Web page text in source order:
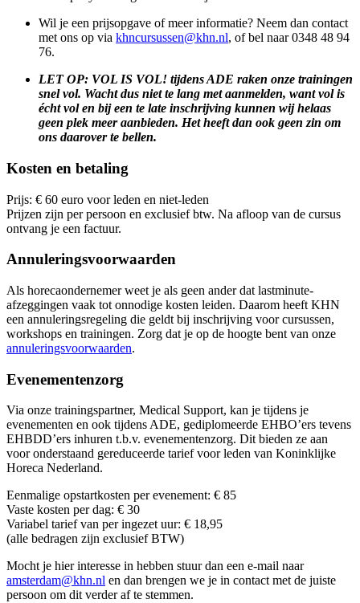
Wil je een prijsopgave of meer informatie? Neem dan contact
met ons op via khncursussen@khn.nl, of bel naar 0348 48 94
76.
LET OP: VOL IS VOL! tijdens ADE raken onze trainingen
snel vol. Wacht dus niet te lang met aanmelden, want vol is
écht vol en bij een te late inschrijving kunnen wij helaas
geen plek meer aanbieden. Het heeft dan ook geen zin om
ons daarover te bellen.
Kosten en betaling
Prijs: € 60 euro voor leden en niet-leden
Prijzen zijn per persoon en exclusief btw. Na afloop van de cursus
ontvang je een factuur.
Annuleringsvoorwaarden
Als horecaondernemer weet je als geen ander dat lastminute-
afzeggingen vaak tot onnodige kosten leiden. Daarom heeft KHN
een annuleringsregeling die geldt bij inschrijving voor cursussen,
workshops en trainingen. Zorg dat je op de hoogte bent van onze
annuleringsvoorwaarden.
Evenementenzorg
Via onze trainingspartner, Medical Support, kan je tijdens je
evenementen en ook tijdens ADE, gediplomeerde EHBO’ers tevens
EHBDD’ers inhuren t.b.v. evenementenzorg. Dit bieden ze aan
voor onderstaand gereduceerde tarief voor leden van Koninklijke
Horeca Nederland.
Eenmalige opstartkosten per evenement: € 85
Vaste kosten per dag: € 30
Variabel tarief van per ingezet uur: € 18,95
(alle bedragen zijn exclusief BTW)
Mocht je hier interesse in hebben stuur dan een e-mail naar
amsterdam@khn.nl en dan brengen we je in contact met de juiste
persoon om dit verder af te stemmen.